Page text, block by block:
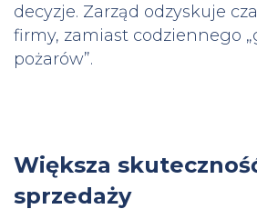
decyzje. Zarząd odzyskuje
firmy, zamiast codziennego
pożarów”.
Większa
sprzedaży